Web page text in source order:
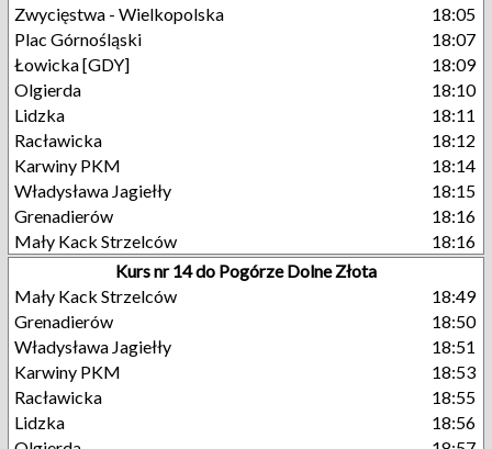
Zwycięstwa - Wielkopolska
18:05
Plac Górnośląski
18:07
Łowicka [GDY]
18:09
Olgierda
18:10
Lidzka
18:11
Racławicka
18:12
Karwiny PKM
18:14
Władysława Jagiełły
18:15
Grenadierów
18:16
Mały Kack Strzelców
18:16
Kurs nr 14 do Pogórze Dolne Złota
Mały Kack Strzelców
18:49
Grenadierów
18:50
Władysława Jagiełły
18:51
Karwiny PKM
18:53
Racławicka
18:55
Lidzka
18:56